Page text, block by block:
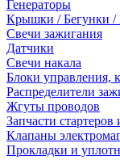
Генераторы
Крышки / Бегунки /
Свечи зажигания
Датчики
Свечи накала
Блоки управления,
Распределители
Жгуты проводов
Запчасти стартеров
Клапаны
Прокладки и